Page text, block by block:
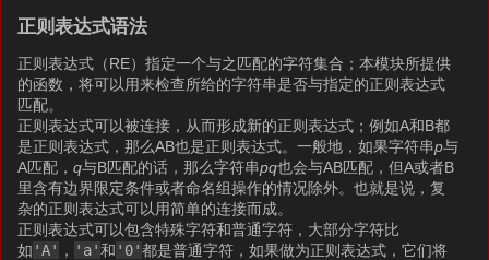
正则表达式语法
正则表达式（RE）指定一个与之匹配的字符集合；本模块所提供
的函数，将可以用来检查所给的字符串是否与指定的正则表达式
匹配。
正则表达式可以被连接，从而形成新的正则表达式；例如A和B都
是正则表达式，那么AB也是正则表达式。一般地，如果字符串p与
A匹配，q与B匹配的话，那么字符串pq也会与AB匹配，但A或者B
里含有边界限定条件或者命名组操作的情况除外。也就是说，复
杂的正则表达式可以用简单的连接而成。
正则表达式可以包含特殊字符和普通字符，大部分字符比
如 'A' ， 'a'和 '0'都是普通字符，如果做为正则表达式，它们将